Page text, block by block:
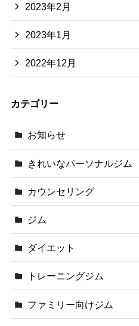
2023年2月
2023年1月
2022年12月
カテゴリー
お知らせ
きれいなパーソナルジム
カウンセリング
ジム
ダイエット
トレーニングジム
ファミリー向けジム